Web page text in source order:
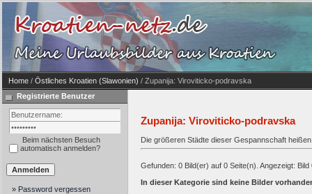
Home / Östliches Kroatien (Slawonien) / Zupanija: Viroviticko-podravska
Registrierte Benutzer
Beim nächsten Besuch
automatisch anmelden?
» Password vergessen
Zupanija: Viroviticko-podravska
Die größeren Städte dieser Gespannschaft
Gefunden: 0 Bild(er) auf 0 Seite(n). Angezeigt: Bild
In dieser Kategorie sind keine Bilder